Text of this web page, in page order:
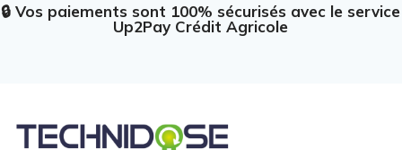
🔒 Vos paiements sont 100% sécurisés avec le service
Up2Pay Crédit Agricole